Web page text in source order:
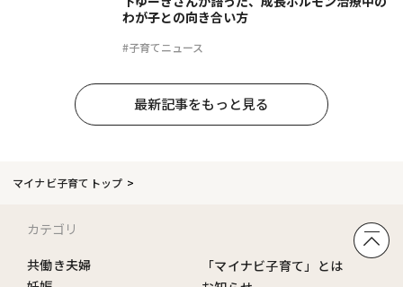
#子育てニュース
わが子との向き合い方
最新記事をもっと見る
マイナビ子育てトップ
カテゴリ
共働き夫婦
「マイナビ子育て」とは